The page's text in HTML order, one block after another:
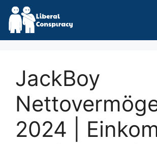
Skip
content
JackBoy
2024 |